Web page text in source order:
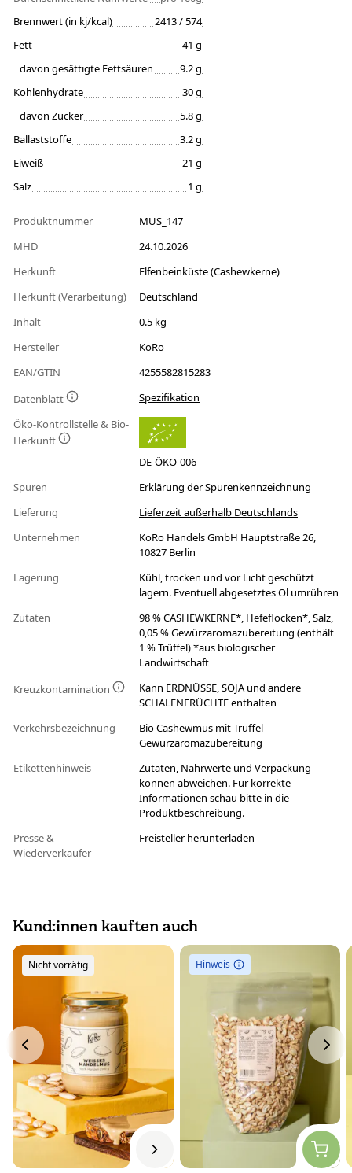
Brennwert (in kj/kcal)
2413 / 574
Fett
41 g
davon gesättigte Fettsäuren
9.2 g
Kohlenhydrate
30 g
davon Zucker
5.8 g
Ballaststoffe
3.2 g
Eiweiß
21 g
Salz
1 g
Produktnummer
MUS_147
MHD
24.10.2026
Herkunft
Elfenbeinküste (Cashewkerne)
Herkunft (Verarbeitung)
Deutschland
Inhalt
0.5 kg
Hersteller
KoRo
EAN/GTIN
4255582815283
Datenblatt
Spezifikation
Öko-Kontrollstelle & Bio-
Herkunft
DE-ÖKO-006
Spuren
Erklärung der Spurenkennzeichnung
Lieferung
Lieferzeit außerhalb Deutschlands
Unternehmen
KoRo Handels GmbH Hauptstraße 26,
10827 Berlin
Lagerung
Kühl, trocken und vor Licht geschützt
lagern. Eventuell abgesetztes Öl umrühren
Zutaten
98 % CASHEWKERNE*, Hefeflocken*, Salz,
0,05 % Gewürzaromazubereitung (enthält
1 % Trüffel) *aus biologischer
Landwirtschaft
Kreuzkontamination
Kann ERDNÜSSE, SOJA und andere
SCHALENFRÜCHTE enthalten
Verkehrsbezeichnung
Bio Cashewmus mit Trüffel-
Gewürzaromazubereitung
Etikettenhinweis
Zutaten, Nährwerte und Verpackung
können abweichen. Für korrekte
Informationen schau bitte in die
Produktbeschreibung.
Presse &
Wiederverkäufer
Freisteller herunterladen
Kund:innen kauften auch
Nicht vorrätig Hinweis